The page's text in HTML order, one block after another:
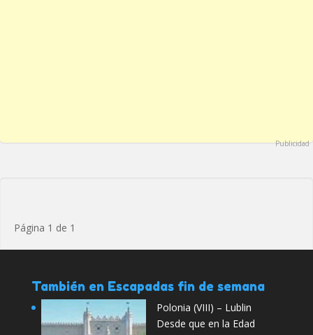
Publicidad
Página 1 de 1
También en Escapadas fin de semana
Polonia (VIII) – Lublin
Desde que en la Edad